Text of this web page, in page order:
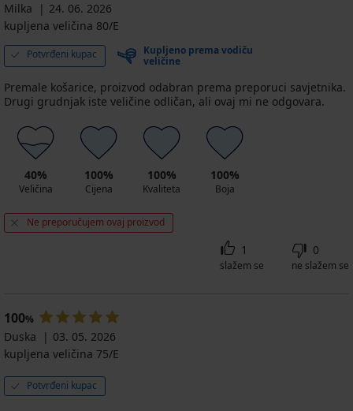
Milka
24. 06. 2026
kupljena veličina 80/E
Potvrđeni kupac
Kupljeno prema vodiču
veličine
Premale košarice, proizvod odabran prema preporuci savjetnika.
Drugi grudnjak iste veličine odličan, ali ovaj mi ne odgovara.
40%
Veličina
100%
Cijena
100%
Kvaliteta
100%
Boja
Ne preporučujem ovaj proizvod
1
slažem se
0
ne slažem se
100%
Duska
03. 05. 2026
kupljena veličina 75/E
Potvrđeni kupac